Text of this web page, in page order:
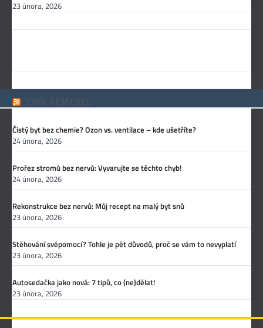
23 února, 2026
CENÍK ŘEMESEL
Čistý byt bez chemie? Ozon vs. ventilace – kde ušetříte?
24 února, 2026
Prořez stromů bez nervů: Vyvarujte se těchto chyb!
24 února, 2026
Rekonstrukce bez nervů: Můj recept na malý byt snů
23 února, 2026
Stěhování svépomocí? Tohle je pět důvodů, proč se vám to nevyplatí
23 února, 2026
Autosedačka jako nová: 7 tipů, co (ne)dělat!
23 února, 2026